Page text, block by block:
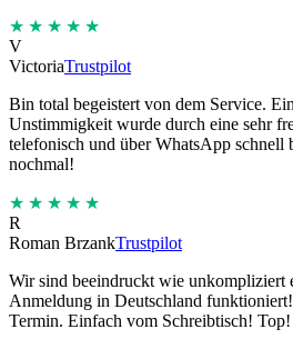
★★★★★
V
VictoriaTrustpilot
Bin total begeistert von dem Service.
Unstimmigkeit wurde durch eine sehr
telefonisch und über WhatsApp schnell
nochmal!
★★★★★
R
Roman BrzankTrustpilot
Wir sind beeindruckt wie unkompliziert
Anmeldung in Deutschland
Termin. Einfach vom Schreibtisch! Top!